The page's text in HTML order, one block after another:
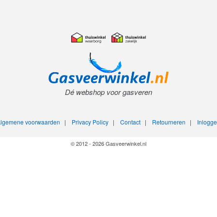
Dé webshop voor gasveren
voorwaarden | Privacy Policy | Contact | Retourneren |
© 2012 - 2026 Gasveerwinkel.nl